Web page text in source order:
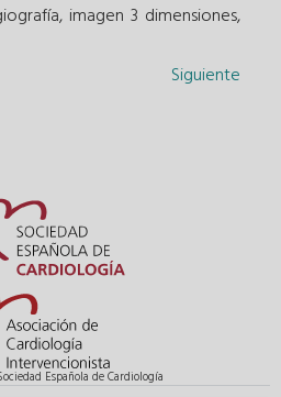
, imagen 3 dimensiones,
Siguiente
Española de Cardiología